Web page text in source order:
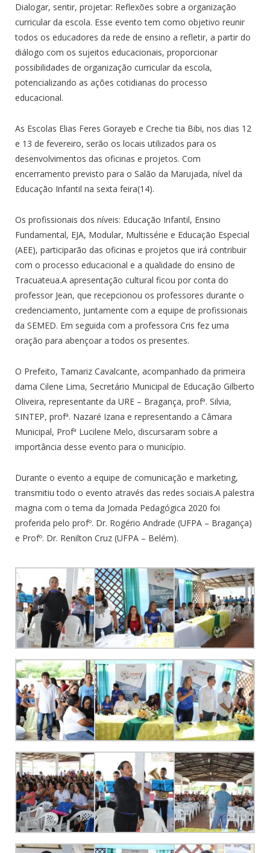
Dialogar, sentir, projetar: Reflexões sobre a organização
curricular da escola. Esse evento tem como objetivo reunir
todos os educadores da rede de ensino a refletir, a partir do
diálogo com os sujeitos educacionais, proporcionar
possibilidades de organização curricular da escola,
potencializando as ações cotidianas do processo
educacional.
As Escolas Elias Feres Gorayeb e Creche tia Bibi, nos dias 12
e 13 de fevereiro, serão os locais utilizados para os
desenvolvimentos das oficinas e projetos. Com
encerramento previsto para o Salão da Marujada, nível da
Educação Infantil na sexta feira(14).
Os profissionais dos níveis: Educação Infantil, Ensino
Fundamental, EJA, Modular, Multissérie e Educação Especial
(AEE), participarão das oficinas e projetos que irá contribuir
com o processo educacional e a qualidade do ensino de
Tracuateua.A apresentação cultural ficou por conta do
professor Jean, que recepcionou os professores durante o
credenciamento, juntamente com a equipe de profissionais
da SEMED. Em seguida com a professora Cris fez uma
oração para abençoar a todos os presentes.
O Prefeito, Tamariz Cavalcante, acompanhado da primeira
dama Cilene Lima, Secretário Municipal de Educação Gilberto
Oliveira, representante da URE – Bragança, profª. Silvia,
SINTEP, profª. Nazaré Izana e representando a Câmara
Municipal, Profª Lucilene Melo, discursaram sobre a
importância desse evento para o município.
Durante o evento a equipe de comunicação e marketing,
transmitiu todo o evento através das redes sociais.A palestra
magna com o tema da Jornada Pedagógica 2020 foi
proferida pelo profº. Dr. Rogério Andrade (UFPA – Bragança)
e Profº. Dr. Renilton Cruz (UFPA – Belém).